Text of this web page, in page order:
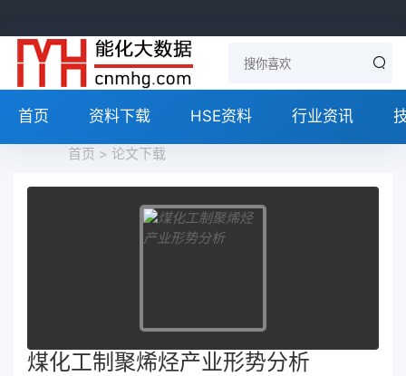
首页 资料下载 HSE资料 行业资讯
首页 > 论文下载
煤化工制聚烯烃产业形势分析